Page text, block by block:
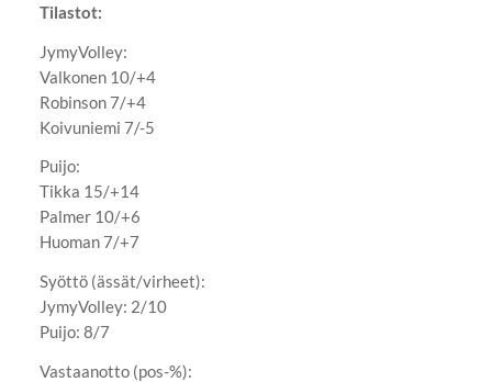
Tilastot:
JymyVolley:
Valkonen 10/+4
Robinson 7/+4
Koivuniemi 7/-5
Puijo:
Tikka 15/+14
Palmer 10/+6
Huoman 7/+7
Syöttö (ässät/virheet):
JymyVolley: 2/10
Puijo: 8/7
Vastaanotto (pos-%):